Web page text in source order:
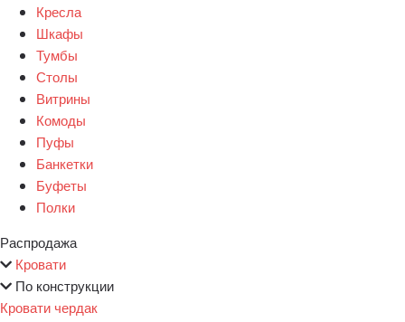
Кресла
Шкафы
Тумбы
Столы
Витрины
Комоды
Пуфы
Банкетки
Буфеты
Полки
Распродажа
Кровати
По конструкции
Кровати чердак